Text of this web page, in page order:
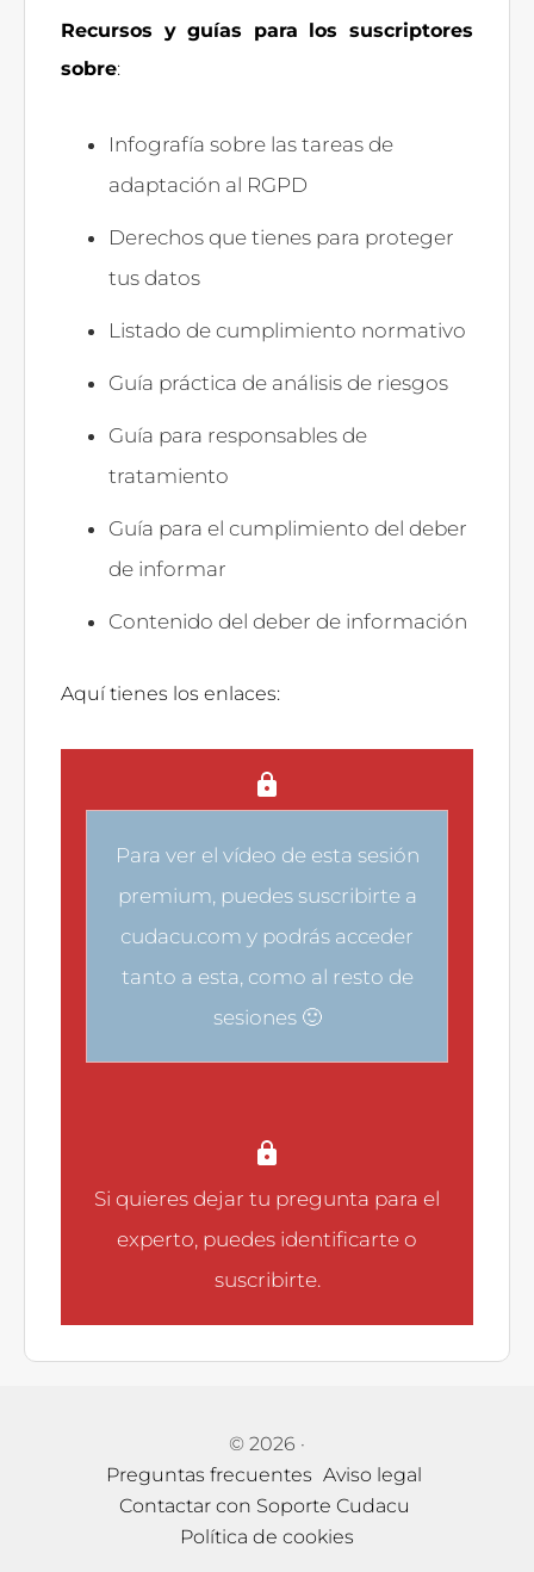
Recursos y guías para los suscriptores
sobre:
Infografía sobre las tareas de
adaptación al RGPD
Derechos que tienes para proteger
tus datos
Listado de cumplimiento normativo
Guía práctica de análisis de riesgos
Guía para responsables de
tratamiento
Guía para el cumplimiento del deber
de informar
Contenido del deber de información
Aquí tienes los enlaces:
Para ver el vídeo de esta sesión
premium, puedes suscribirte a
cudacu.com y podrás acceder
tanto a esta, como al resto de
sesiones 🙂
Si quieres dejar tu pregunta para el
experto, puedes identificarte o
suscribirte.
© 2026 ·
Preguntas frecuentes Aviso legal
Contactar con Soporte Cudacu
Política de cookies